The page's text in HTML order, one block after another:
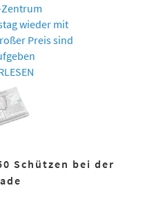
wieder mit
Preis sind
Schützen bei der